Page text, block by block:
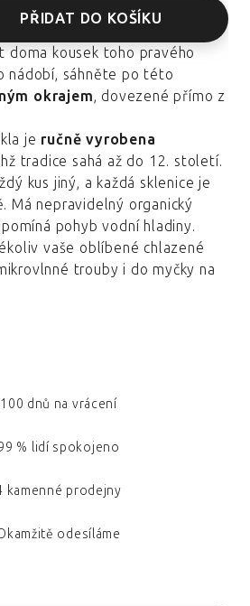
PŘIDAT DO KOŠÍKU
doma kousek toho pravého
nádobí, sáhněte po této
okrajem, dovezené přímo z
je ručně vyrobena
tradice sahá až do 12. století.
kus jiný, a každá sklenice je
Má nepravidelný organický
pohyb vodní hladiny.
vaše oblíbené chlazené
trouby i do myčky na
100 dnů na vrácení
% lidí spokojeno
kamenné prodejny
odesíláme